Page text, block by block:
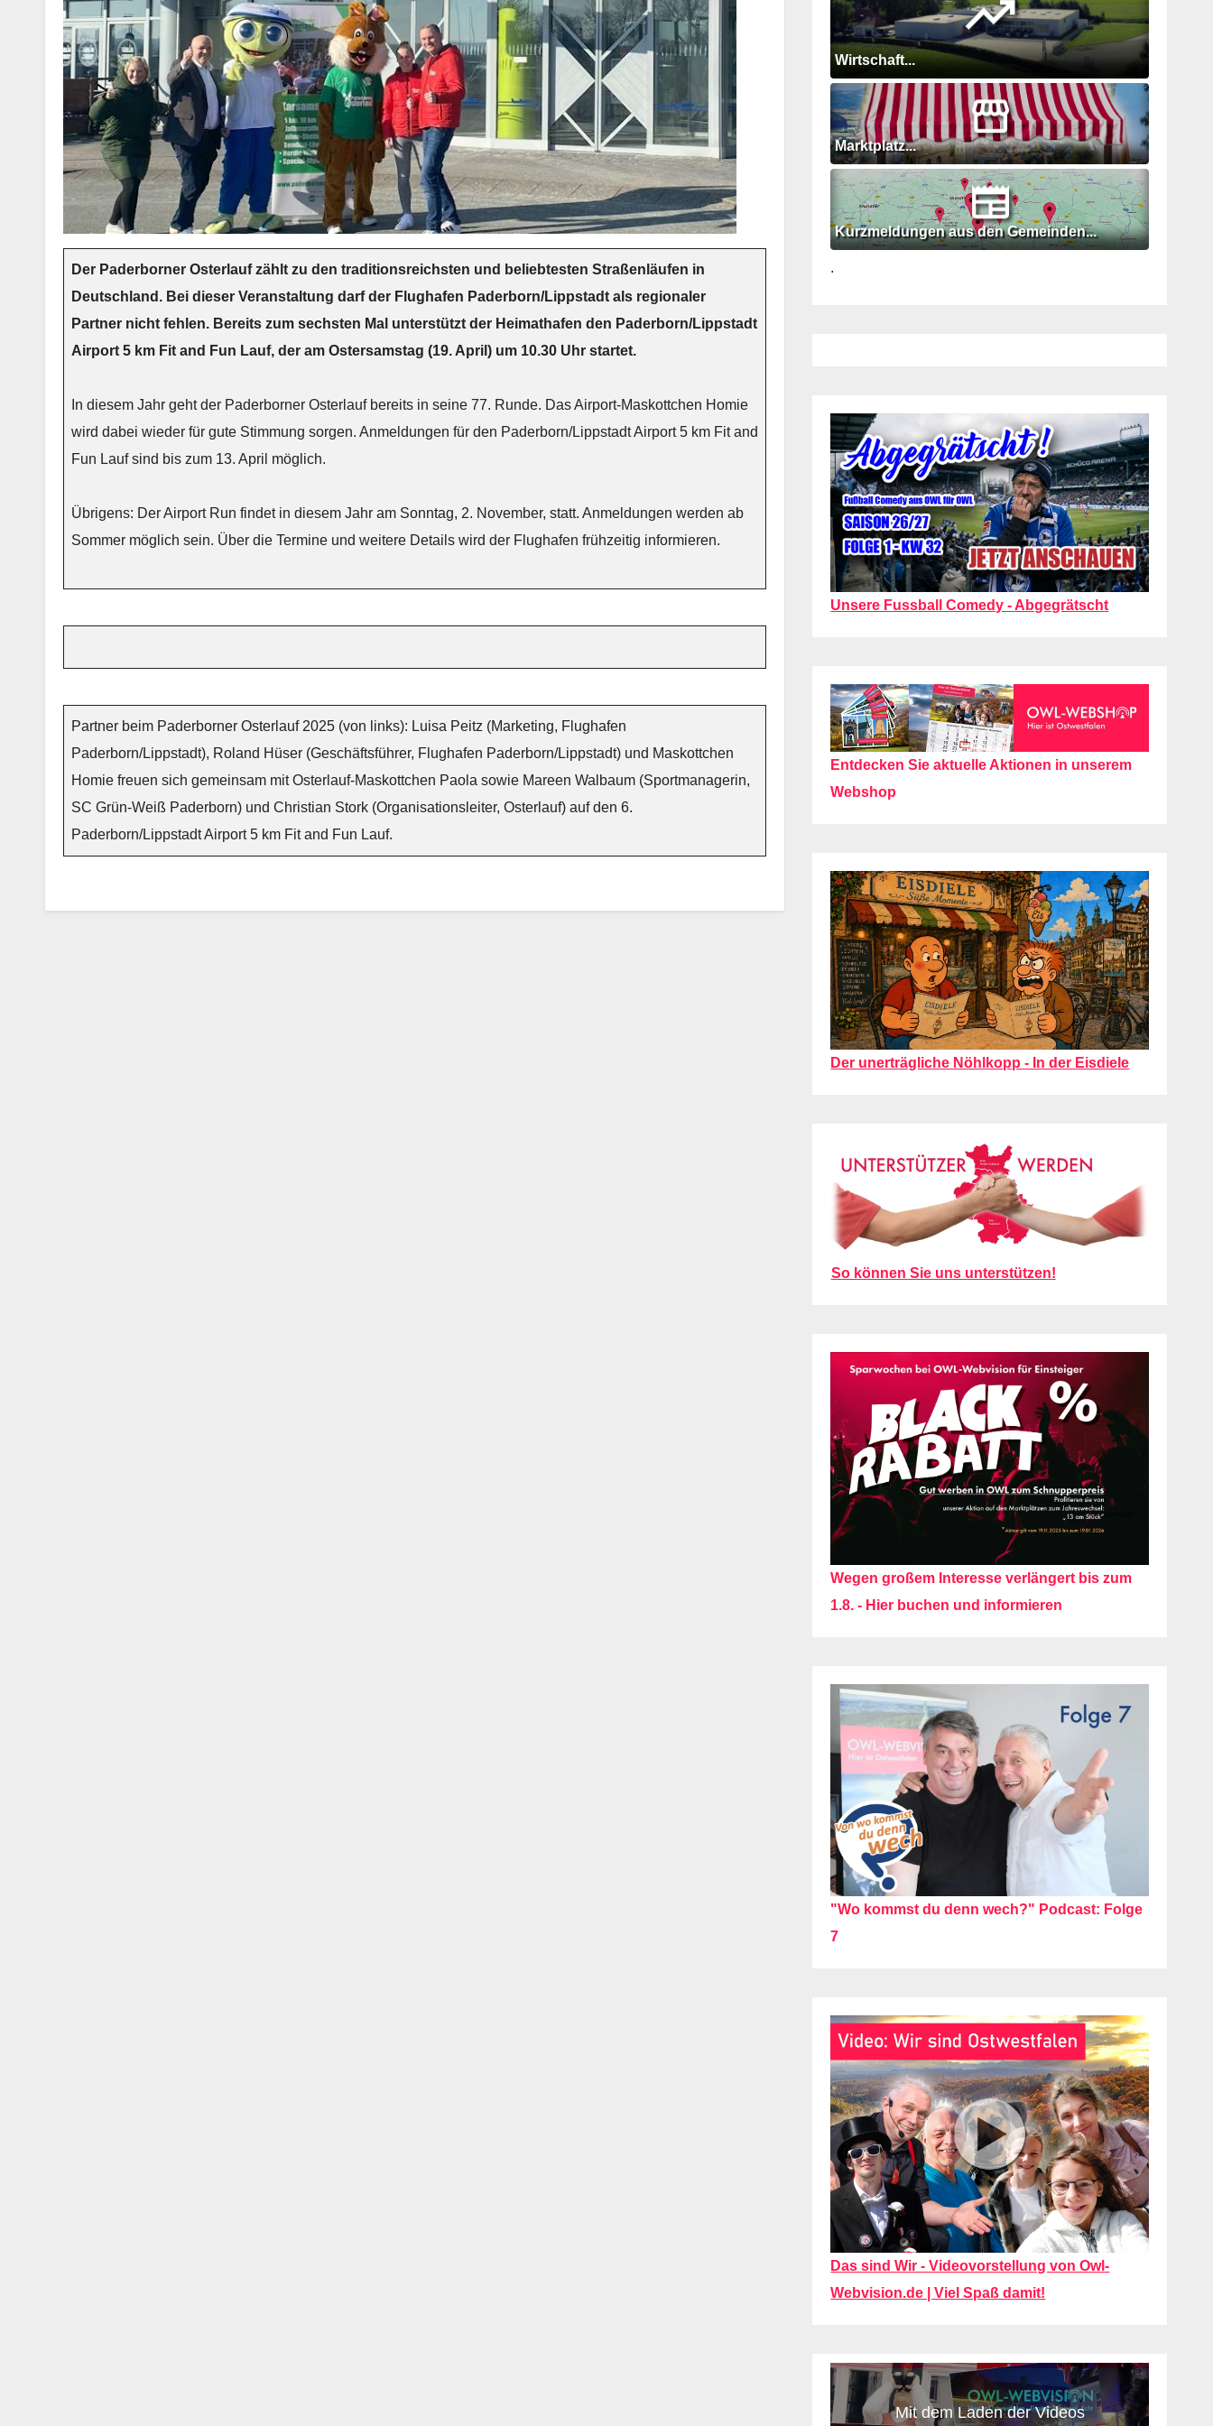
Der Paderborner Osterlauf zählt zu den traditionsreichsten und beliebtesten Straßenläufen in
Deutschland. Bei dieser Veranstaltung darf der Flughafen Paderborn/Lippstadt als regionaler
Partner nicht fehlen. Bereits zum sechsten Mal unterstützt der Heimathafen den Paderborn/Lippstadt
Airport 5 km Fit and Fun Lauf, der am Ostersamstag (19. April) um 10.30 Uhr startet.
In diesem Jahr geht der Paderborner Osterlauf bereits in seine 77. Runde. Das Airport-Maskottchen Homie
wird dabei wieder für gute Stimmung sorgen. Anmeldungen für den Paderborn/Lippstadt Airport 5 km Fit and
Fun Lauf sind bis zum 13. April möglich.
Übrigens: Der Airport Run findet in diesem Jahr am Sonntag, 2. November, statt. Anmeldungen werden ab
Sommer möglich sein. Über die Termine und weitere Details wird der Flughafen frühzeitig informieren.
Partner beim Paderborner Osterlauf 2025 (von links): Luisa Peitz (Marketing, Flughafen
Paderborn/Lippstadt), Roland Hüser (Geschäftsführer, Flughafen Paderborn/Lippstadt) und Maskottchen
Homie freuen sich gemeinsam mit Osterlauf-Maskottchen Paola sowie Mareen Walbaum (Sportmanagerin,
SC Grün-Weiß Paderborn) und Christian Stork (Organisationsleiter, Osterlauf) auf den 6.
Paderborn/Lippstadt Airport 5 km Fit and Fun Lauf.
Wirtschaft...
Marktplatz...
Kurzmeldungen aus den Gemeinden...
.
Unsere Fussball Comedy - Abgegrätscht
Entdecken Sie aktuelle Aktionen in unserem
Webshop
Der unerträgliche Nöhlkopp - In der Eisdiele
So können Sie uns unterstützen!
Wegen großem Interesse verlängert bis zum
1.8. - Hier buchen und informieren
"Wo kommst du denn wech?" Podcast: Folge
7
Das sind Wir - Videovorstellung von Owl-
Webvision.de | Viel Spaß damit!
Mit dem Laden der Videos